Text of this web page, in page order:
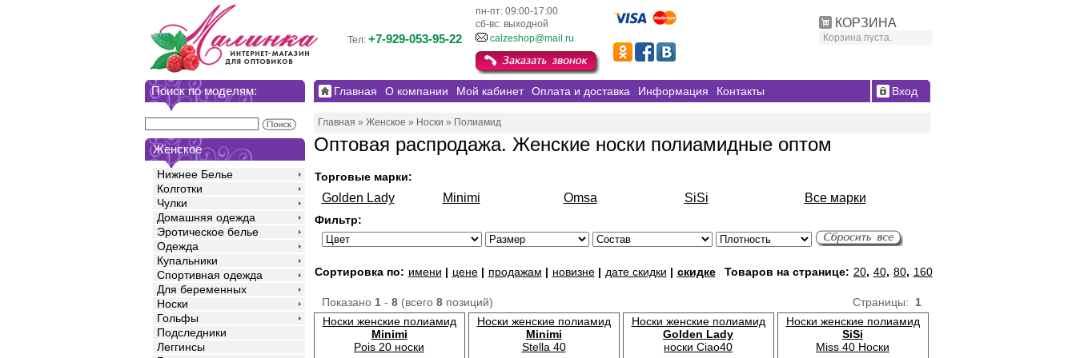
КОРЗИНА
Корзина пуста.
пн-пт: 09:00-17:00
сб-вс: выходной
Тел: +7-929-053-95-22 calzeshop@mail.ru
Поиск по моделям:
Женское
Нижнее Белье
Колготки
Чулки
Домашняя одежда
Эротическое белье
Одежда
Купальники
Спортивная одежда
Для беременных
Носки
Гольфы
Подследники
Леггинсы
Главная О компании Мой кабинет Оплата и доставка Информация Контакты Вход
Главная » Женское » Носки » Полиамид
Оптовая распродажа. Женские носки полиамидные оптом
Торговые марки:
Golden Lady Minimi Omsa SiSi Все марки
Фильтр:
Сортировка по: имени | цене| продажам | новизне| дате скидки | скидке Товаров на странице: 20, 40, 80, 160
Страницы: 1
Показано 1- 8(всего 8позиций)
Носки женские полиамид
Minimi
Pois 20 носки
Носки женские полиамид
Minimi
Stella 40
Носки женские полиамид
Golden Lady
носки Ciao40
Носки женские полиамид
SiSi
Miss 40 Носки